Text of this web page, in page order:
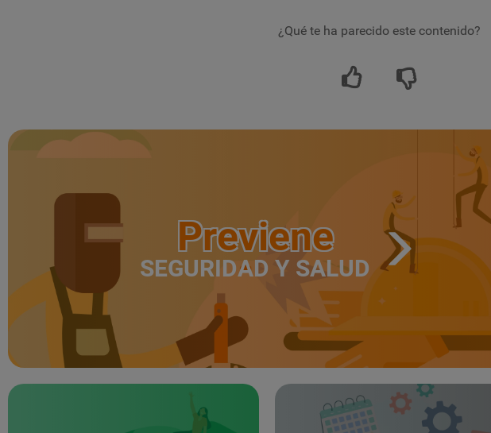
¿Qué te ha parecido este contenido?
Previene
SEGURIDAD Y SALUD